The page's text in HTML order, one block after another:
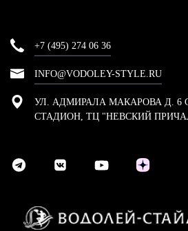
+7 (495) 274 06 36
INFO@VODOLEY-STYLE.RU
УЛ. АДМИРАЛА МАКАРОВА Д. 6
СТАДИОН, ТЦ "НЕВСКИЙ